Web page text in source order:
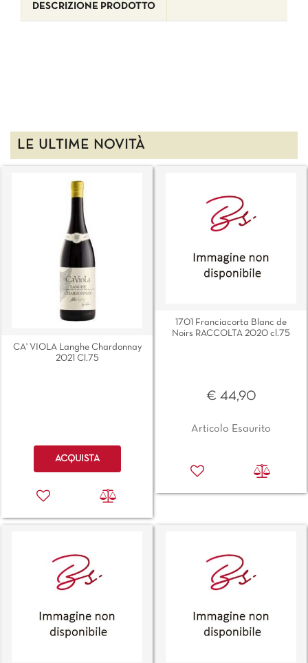
DESCRIZIONE PRODOTTO
LE ULTIME NOVITÀ
CA' VIOLA Langhe Chardonnay
2021 Cl.75
Quantità
ACQUISTA
1701 Franciacorta Blanc de
Noirs RACCOLTA 2020 cl.75
€ 44,90
Articolo Esaurito